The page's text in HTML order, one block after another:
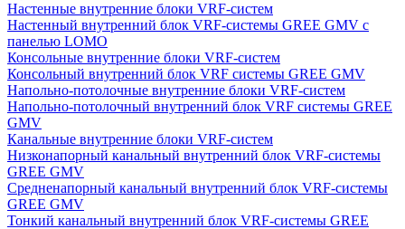
Настенные внутренние блоки VRF-систем
Настенный внутренний блок VRF-системы GREE GMV с
панелью LOMO
Консольные внутренние блоки VRF-систем
Консольный внутренний блок VRF системы GREE GMV
Напольно-потолочные внутренние блоки VRF-систем
Напольно-потолочный внутренний блок VRF системы GREE
GMV
Канальные внутренние блоки VRF-систем
Низконапорный канальный внутренний блок VRF-системы
GREE GMV
Средненапорный канальный внутренний блок VRF-системы
GREE GMV
Тонкий канальный внутренний блок VRF-системы GREE